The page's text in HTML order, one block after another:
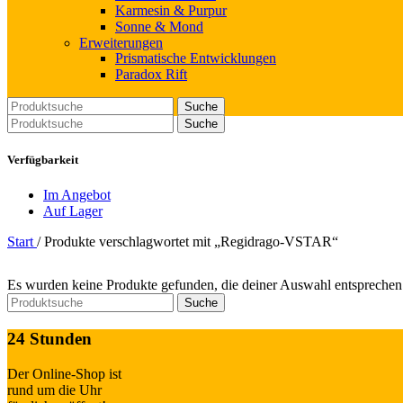
Karmesin & Purpur
Sonne & Mond
Erweiterungen
Prismatische Entwicklungen
Paradox Rift
Suche
Suche
Verfügbarkeit
Im Angebot
Auf Lager
Start / Produkte verschlagwortet mit „Regidrago-VSTAR“
Es wurden keine Produkte gefunden, die deiner Auswahl
Suche
24 Stunden
Der Online-Shop ist
rund um die Uhr